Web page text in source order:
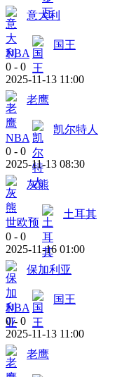
意大利
NBA
国王
0 - 0
2025-11-13 11:00
老鹰
NBA
凯尔特人
0 - 0
2025-11-13 08:30
灰熊
世欧预
土耳其
0 - 0
2025-11-16 01:00
保加利亚
NBA
国王
0 - 0
2025-11-13 11:00
老鹰